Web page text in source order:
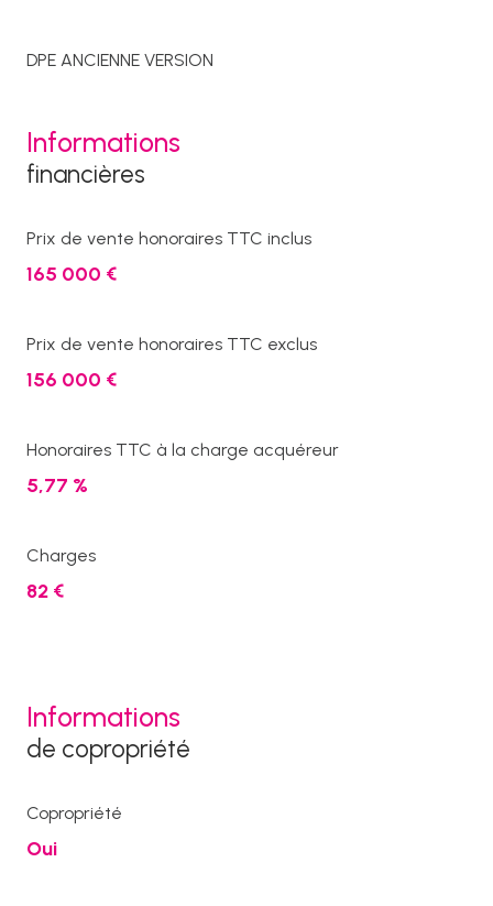
DPE ANCIENNE VERSION
Informations
financières
Prix de vente honoraires TTC inclus
165 000 €
Prix de vente honoraires TTC exclus
156 000 €
Honoraires TTC à la charge acquéreur
5,77 %
Charges
82 €
Informations
de copropriété
Copropriété
Oui